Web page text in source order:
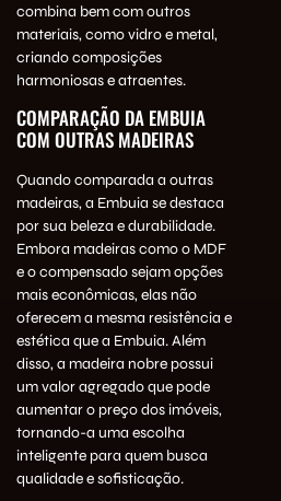
combina bem com outros
materiais, como vidro e metal,
criando composições
harmoniosas e atraentes.
COMPARAÇÃO DA EMBUIA
COM OUTRAS MADEIRAS
Quando comparada a outras
madeiras, a Embuia se destaca
por sua beleza e durabilidade.
Embora madeiras como o MDF
e o compensado sejam opções
mais econômicas, elas não
oferecem a mesma resistência e
estética que a Embuia. Além
disso, a madeira nobre possui
um valor agregado que pode
aumentar o preço dos imóveis,
tornando-a uma escolha
inteligente para quem busca
qualidade e sofisticação.